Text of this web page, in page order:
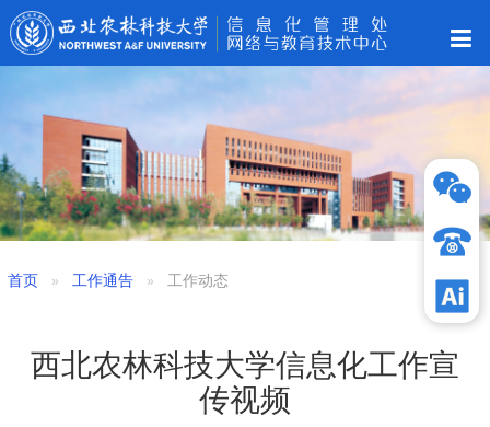
首页 工作通告 工作动态
西北农林科技大学信息化工作宣
传视频